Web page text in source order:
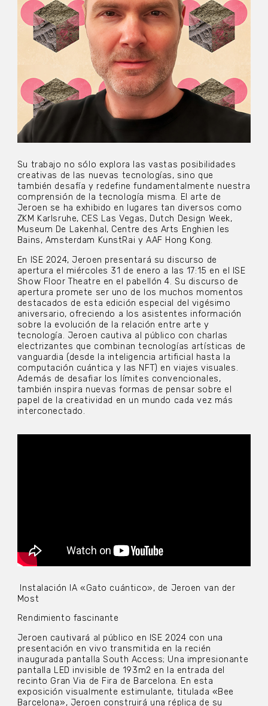
Su trabajo no sólo explora las vastas posibilidades
creativas de las nuevas tecnologías, sino que
también desafía y redefine fundamentalmente nuestra
comprensión de la tecnología misma. El arte de
Jeroen se ha exhibido en lugares tan diversos como
ZKM Karlsruhe, CES Las Vegas, Dutch Design Week,
Museum De Lakenhal, Centre des Arts Enghien les
Bains, Amsterdam KunstRai y AAF Hong Kong.
En ISE 2024, Jeroen presentará su discurso de
apertura el miércoles 31 de enero a las 17:15 en el ISE
Show Floor Theatre en el pabellón 4. Su discurso de
apertura promete ser uno de los muchos momentos
destacados de esta edición especial del vigésimo
aniversario, ofreciendo a los asistentes información
sobre la evolución de la relación entre arte y
tecnología. Jeroen cautiva al público con charlas
electrizantes que combinan tecnologías artísticas de
vanguardia (desde la inteligencia artificial hasta la
computación cuántica y las NFT) en viajes visuales.
Además de desafiar los límites convencionales,
también inspira nuevas formas de pensar sobre el
papel de la creatividad en un mundo cada vez más
interconectado.
Instalación IA «Gato cuántico», de Jeroen van der
Most
Rendimiento fascinante
Jeroen cautivará al público en ISE 2024 con una
presentación en vivo transmitida en la recién
inaugurada pantalla South Access; Una impresionante
pantalla LED invisible de 193m2 en la entrada del
recinto Gran Via de Fira de Barcelona. En esta
exposición visualmente estimulante, titulada «Bee
Barcelona», Jeroen construirá una réplica de su